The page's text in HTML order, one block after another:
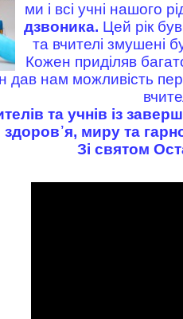
ми і всі учні нашого
дзвоника. Цей рік
та вчителі змушені
Кожен приділяв
дав нам можливість
та учнів із
здоров᾽я, миру та
Зі святом